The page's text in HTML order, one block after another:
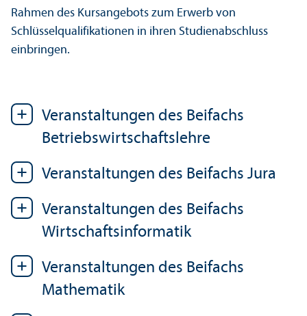
Rahmen des Kursangebots zum Erwerb von
Schlüsselqualifikationen in ihren Studienabschluss
einbringen.
Veranstaltungen des Beifachs
Betriebswirtschaftslehre
Veranstaltungen des Beifachs Jura
Veranstaltungen des Beifachs
Wirtschaftsinformatik
Veranstaltungen des Beifachs
Mathematik